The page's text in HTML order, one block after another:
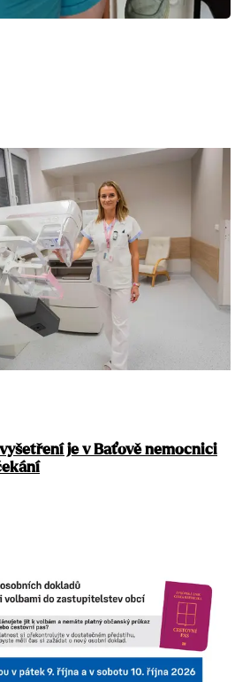
je v Baťově nemocnici